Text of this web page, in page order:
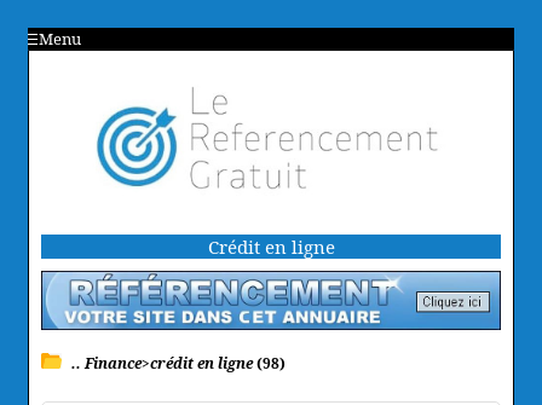
Menu
Crédit en ligne
.. Finance>crédit en ligne(98)